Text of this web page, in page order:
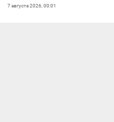
7 августа 2026, 00:01